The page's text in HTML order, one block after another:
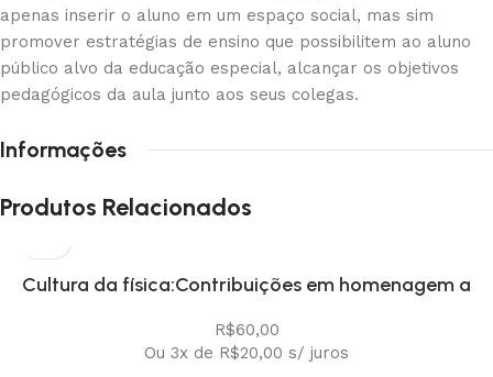
apenas inserir o aluno em um espaço social, mas sim
promover estratégias de ensino que possibilitem ao aluno
público alvo da educação especial, alcançar os objetivos
pedagógicos da aula junto aos seus colegas.
Informações
Produtos Relacionados
Cultura da física:Contribuições em homenagem a
R$60,00
Ou 3x de R$20,00 s/ juros